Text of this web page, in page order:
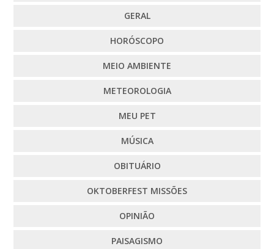
GERAL
HORÓSCOPO
MEIO AMBIENTE
METEOROLOGIA
MEU PET
MÚSICA
OBITUÁRIO
OKTOBERFEST MISSÕES
OPINIÃO
PAISAGISMO